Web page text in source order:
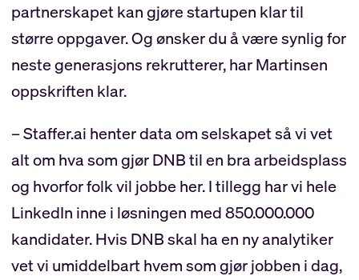
partnerskapet kan gjøre startupen klar til
større oppgaver. Og ønsker du å være synlig for
neste generasjons rekrutterer, har Martinsen
oppskriften klar.
– Staffer.ai henter data om selskapet så vi vet
alt om hva som gjør DNB til en bra arbeidsplass
og hvorfor folk vil jobbe her. I tillegg har vi hele
LinkedIn inne i løsningen med 850.000.000
kandidater. Hvis DNB skal ha en ny analytiker
vet vi umiddelbart hvem som gjør jobben i dag,